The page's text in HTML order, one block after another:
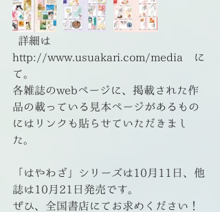
http://www.usuakari.com/media　に
て。
各雑誌のwebページに、掲載された作
品の載っている見本ページがあるもの
にはリンクも貼らせていただきまし
た。
「はやわざ」シリーズは10月11日、他
誌は10月21日発売です。
ぜひ、全国書店にてお求めください！